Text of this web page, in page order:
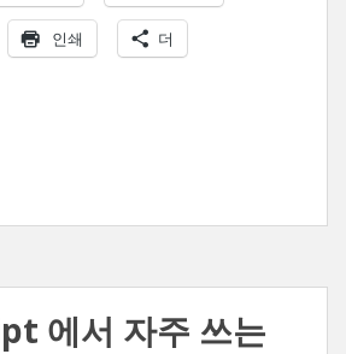
인쇄 더
에서 자주 쓰는